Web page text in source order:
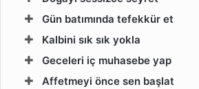
Gün batımında tefekkür et
Kalbini sık sık yokla
Geceleri iç muhasebe yap
Affetmeyi önce sen başlat